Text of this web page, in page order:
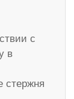
с
в
стержня